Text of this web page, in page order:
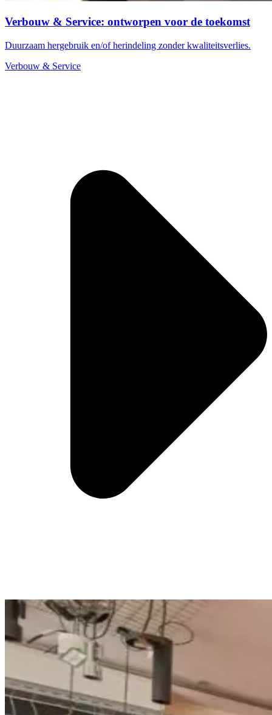
Verbouw & Service: ontworpen voor de toekomst
Duurzaam hergebruik en/of herindeling zonder kwaliteitsverlies.
Verbouw & Service